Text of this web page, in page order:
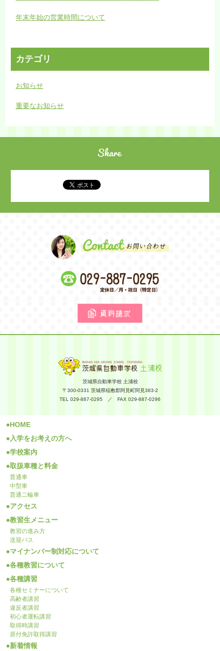
年末年始の営業時間について
カテゴリ
お知らせ
重要なお知らせ
茨城県自動車学校 土浦校
〒300-0331 茨城県稲敷郡阿見町阿見383-2
TEL 029-887-0295 ／ FAX 029-887-0296
HOME
入学をお考えの方へ
学校案内
取扱車種と料金
普通車
中型車
普通二輪車
アクセス
教習生メニュー
教習の進み方
送迎バス
マイナンバー制対応について
各種教習について
各種講習
各種セミナーについて
高齢者講習
違反者講習
初心者運転講習
取得時講習
原付免許取得講習
新着情報